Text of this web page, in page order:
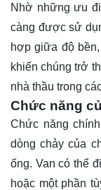
Nhờ những ưu
càng được sử
hợp giữa độ
khiến chúng trở
nhà thầu trong
Chức năng
Chức năng
dòng chảy của
ống. Van có thể
hoặc một phần